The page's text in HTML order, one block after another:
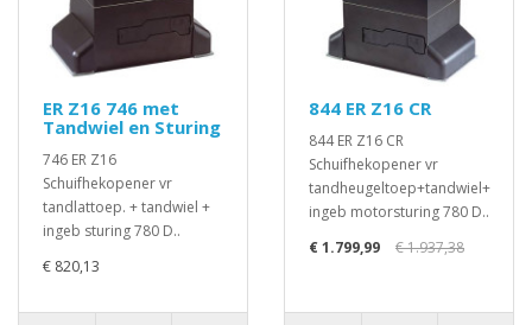
ER Z16 746 met
Tandwiel en Sturing
746 ER Z16
Schuifhekopener vr
tandlattoep. + tandwiel +
ingeb sturing 780 D..
€ 820,13
844 ER Z16 CR
844 ER Z16 CR
Schuifhekopener vr
tandheugeltoep+tandwiel+
ingeb motorsturing 780 D..
€ 1.799,99
€ 1.937,38